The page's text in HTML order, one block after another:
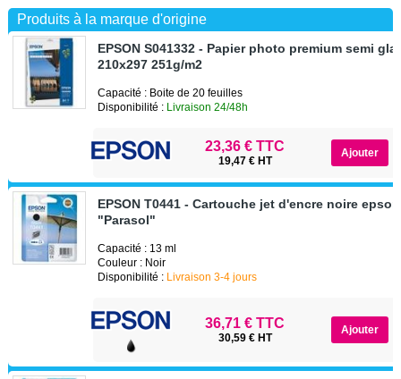
Produits à la marque d'origine
EPSON S041332 - Papier photo premium semi
210x297 251g/m2
Capacité : Boite de 20 feuilles
Disponibilité : Livraison 24/48h
23,36 € TTC
19,47 € HT
EPSON T0441 - Cartouche jet d'encre noire
"Parasol"
Capacité : 13 ml
Couleur : Noir
Disponibilité : Livraison 3-4 jours
36,71 € TTC
30,59 € HT